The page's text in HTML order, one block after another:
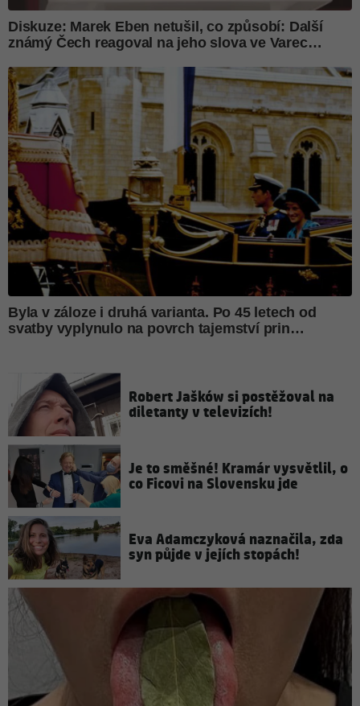
Robert Jašków si postěžoval na
diletanty v televizích!
Je to směšné! Kramár vysvětlil, o
co Ficovi na Slovensku jde
Eva Adamczyková naznačila, zda
syn půjde v jejích stopách!